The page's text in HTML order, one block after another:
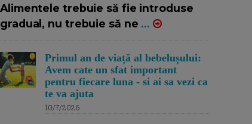
Alimentele trebuie să fie introduse
gradual, nu trebuie să ne ...
Primul an de viață al bebelușului:
Avem cate un sfat important
pentru fiecare luna - si ai sa vezi ca
te va ajuta
10/7/2026